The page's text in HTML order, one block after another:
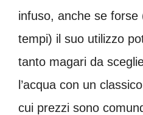
infuso, anche se forse
tempi) il suo utilizzo
tanto magari da
l’acqua con un
cui prezzi sono